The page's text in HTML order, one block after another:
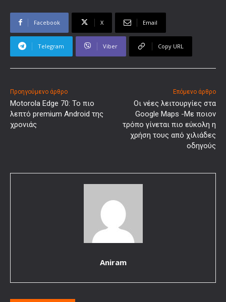
Facebook X Email
Telegram Viber Copy URL
Προηγούμενο άρθρο
Motorola Edge 70: Το πιο
λεπτό premium Android της
χρονιάς
Επόμενο άρθρο
Οι νέες λειτουργίες στα
Google Maps -Με ποιον
τρόπο γίνεται πιο εύκολη η
χρήση τους από χιλιάδες
οδηγούς
Aniram